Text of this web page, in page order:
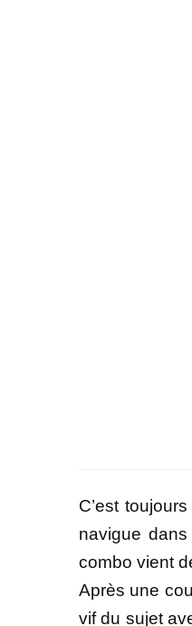
C’est
navigue
combo vient
Après une
vif du sujet